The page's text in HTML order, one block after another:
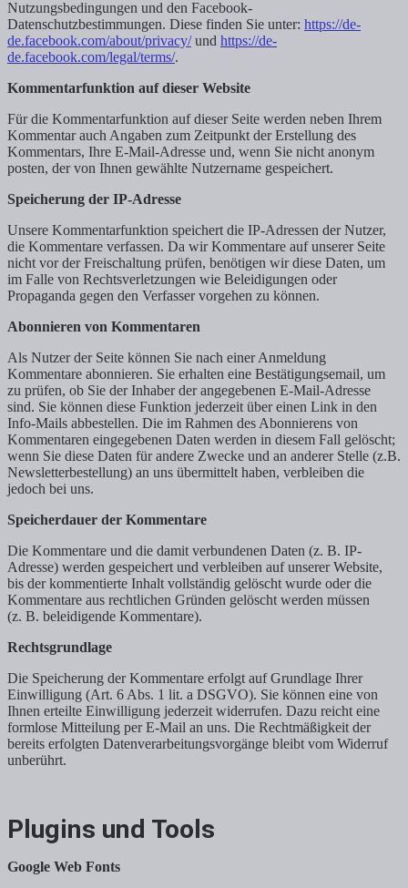
Nutzungsbedingungen und den Facebook-
Datenschutzbestimmungen. Diese finden Sie unter: https://de-
de.facebook.com/about/privacy/und https://de-
de.facebook.com/legal/terms/.
Kommentarfunktion auf dieser Website
Für die Kommentarfunktion auf dieser Seite werden neben Ihrem
Kommentar auch Angaben zum Zeitpunkt der Erstellung des
Kommentars, Ihre E-Mail-Adresse und, wenn Sie nicht anonym
posten, der von Ihnen gewählte Nutzername gespeichert.
Speicherung der IP-Adresse
Unsere Kommentarfunktion speichert die IP-Adressen der Nutzer,
die Kommentare verfassen. Da wir Kommentare auf unserer Seite
nicht vor der Freischaltung prüfen, benötigen wir diese Daten, um
im Falle von Rechtsverletzungen wie Beleidigungen oder
Propaganda gegen den Verfasser vorgehen zu können.
Abonnieren von Kommentaren
Als Nutzer der Seite können Sie nach einer Anmeldung
Kommentare abonnieren. Sie erhalten eine Bestätigungsemail, um
zu prüfen, ob Sie der Inhaber der angegebenen E-Mail-Adresse
sind. Sie können diese Funktion jederzeit über einen Link in den
Info-Mails abbestellen. Die im Rahmen des Abonnierens von
Kommentaren eingegebenen Daten werden in diesem Fall gelöscht;
wenn Sie diese Daten für andere Zwecke und an anderer Stelle (z.B.
Newsletterbestellung) an uns übermittelt haben, verbleiben die
jedoch bei uns.
Speicherdauer der Kommentare
Die Kommentare und die damit verbundenen Daten (z. B. IP-
Adresse) werden gespeichert und verbleiben auf unserer Website,
bis der kommentierte Inhalt vollständig gelöscht wurde oder die
Kommentare aus rechtlichen Gründen gelöscht werden müssen
(z. B. beleidigende Kommentare).
Rechtsgrundlage
Die Speicherung der Kommentare erfolgt auf Grundlage Ihrer
Einwilligung (Art. 6 Abs. 1 lit. a DSGVO). Sie können eine von
Ihnen erteilte Einwilligung jederzeit widerrufen. Dazu reicht eine
formlose Mitteilung per E-Mail an uns. Die Rechtmäßigkeit der
bereits erfolgten Datenverarbeitungsvorgänge bleibt vom Widerruf
unberührt.
Plugins und Tools
Google Web Fonts